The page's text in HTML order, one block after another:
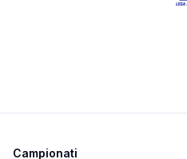
Campionati